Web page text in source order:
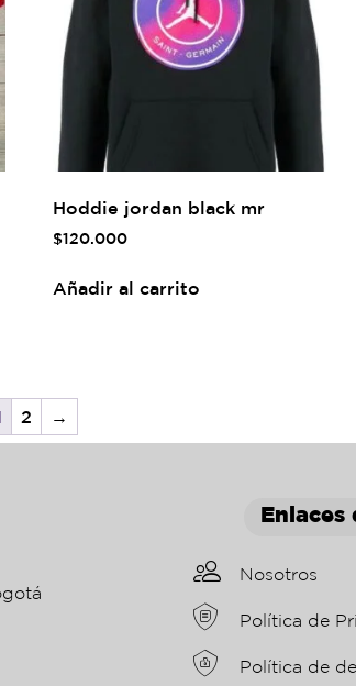
Hoddie jordan black mr
$120.000
Añadir al carrito
2 →
Enlaces
Nosotros
Política de
Política de